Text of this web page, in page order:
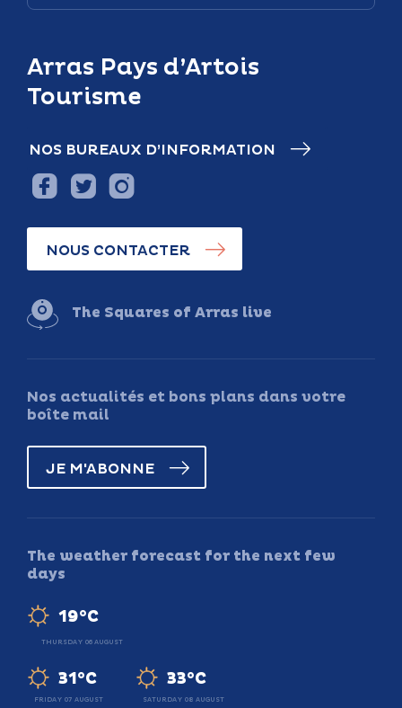
Arras Pays d’Artois
Tourisme
NOS BUREAUX D’INFORMATION
NOUS CONTACTER
The Squares of Arras live
Nos actualités et bons plans dans votre
boîte mail
JE M'ABONNE
The weather forecast for the next few
days
19°C
THURSDAY 06 AUGUST
31°C
FRIDAY 07 AUGUST
33°C
SATURDAY 08 AUGUST